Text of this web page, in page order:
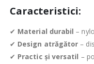
Caracteristici:
✔ Material durabil –
✔ Design atrăgător –
✔ Practic și versatil –